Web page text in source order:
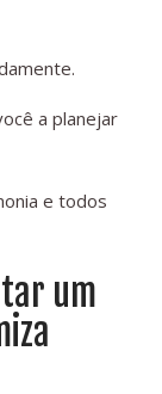
a planejar
e todos
um